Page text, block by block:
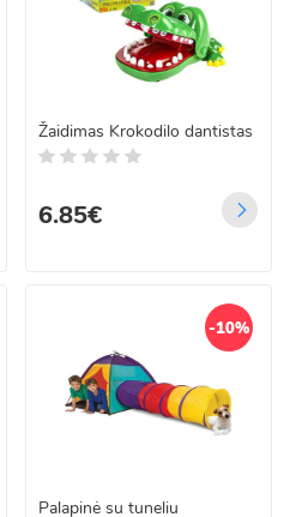
Žaidimas Krokodilo dantistas
6.85€
-10%
Palapinė su tuneliu